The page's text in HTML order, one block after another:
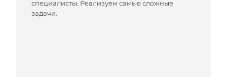
специалисты. Реализуем самые сложные
задачи.